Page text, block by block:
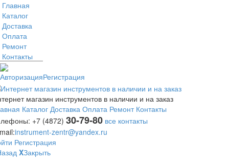
Главная
Каталог
Доставка
Оплата
Ремонт
Контакты
АвторизацияРегистрация
магазин инструментов в наличии и на заказ
Каталог Доставка Оплата Ремонт Контакты
+7 (4872) 30-79-80 все контакты
instrument-zentr@yandex.ru
Регистрация
XЗакрыть